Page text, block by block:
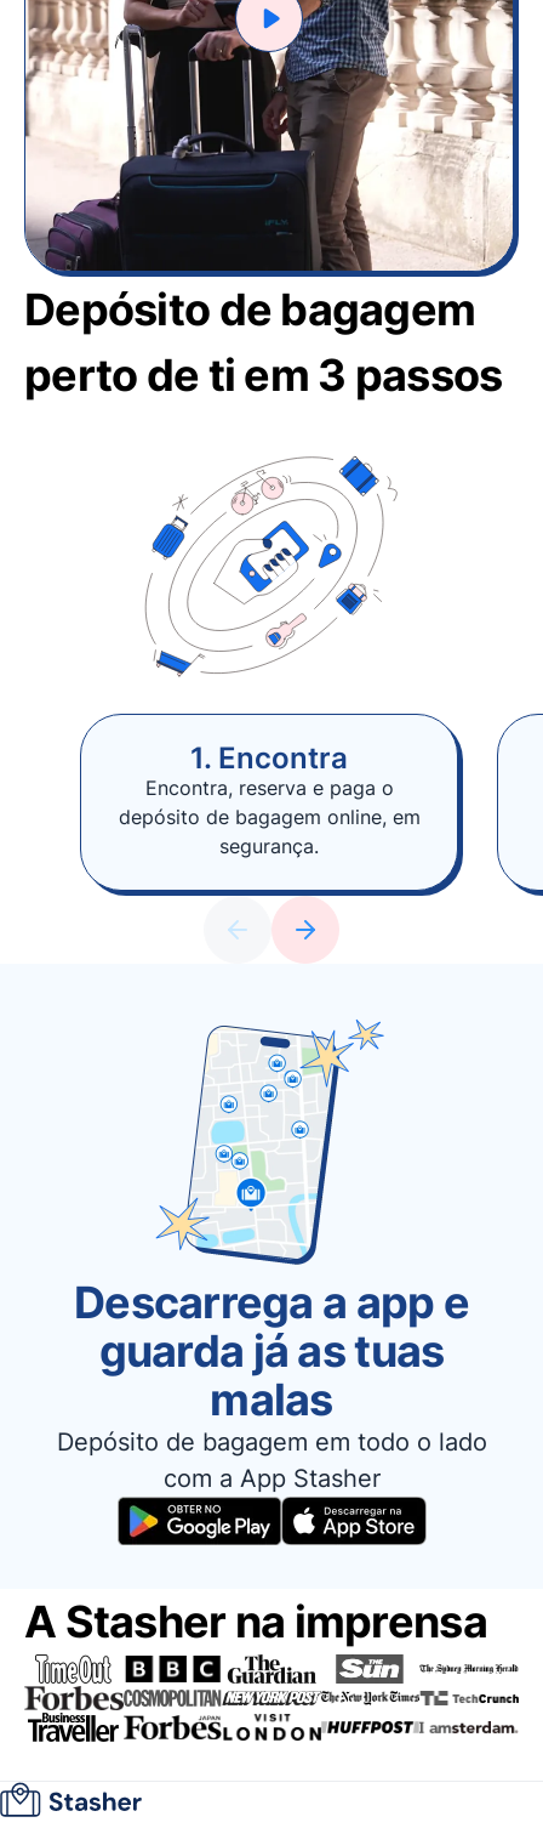
Depósito de bagagem
perto de ti em 3 passos
1. Encontra
Encontra, reserva e paga o
depósito de bagagem online, em
segurança.
Descarrega a app e
guarda já as tuas
malas
Depósito de bagagem em todo o lado
com a App Stasher
A Stasher na imprensa